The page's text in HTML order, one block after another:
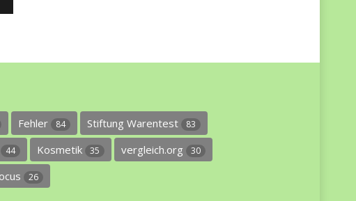
Fehler 84 Stiftung Warentest 83
44 Kosmetik 35 vergleich.org 30
26